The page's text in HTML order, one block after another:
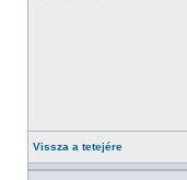
Vissza a tetejére